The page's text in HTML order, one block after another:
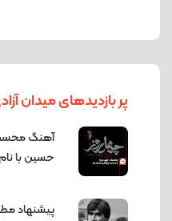
پر بازدیدهای میدان
آهنگ محسن
حسین با
پیشنهاد